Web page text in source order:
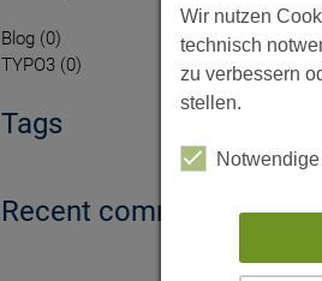
Blog
0
TYPO3 0
Tags
Recent comments
Wir nutzen
technisch
zu verbessern
stellen.